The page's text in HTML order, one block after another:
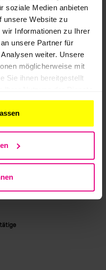
soziale Medien anbieten
unsere Website zu
Informationen zu Ihrer
unsere Partner für
weiter. Unsere
möglicherweise mit
Sie ihnen bereitgestellt
zu Ihrer Anfrage – die
übersichtlich und
BIL Positivliste im
Dort sind alle
Kontext der
oder dort bekannt sind